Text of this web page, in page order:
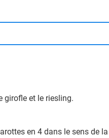
girofle et le riesling.
en 4 dans le sens de